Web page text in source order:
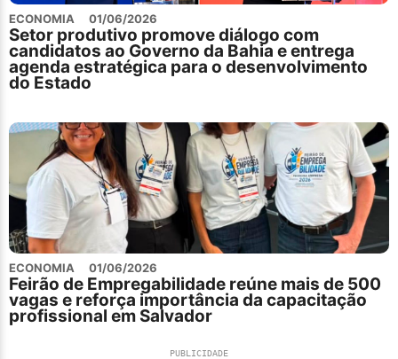
ECONOMIA 01/06/2026
Setor produtivo promove diálogo com
candidatos ao Governo da Bahia e entrega
agenda estratégica para o desenvolvimento
do Estado
ECONOMIA 01/06/2026
Feirão de Empregabilidade reúne mais de 500
vagas e reforça importância da capacitação
profissional em Salvador
PUBLICIDADE